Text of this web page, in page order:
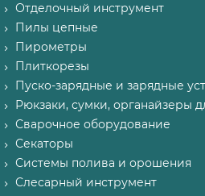
Отделочный инструмент
Пилы цепные
Пирометры
Плиткорезы
Пуско-зарядные и зарядные
Рюкзаки, сумки, органайзеры
Сварочное оборудование
Секаторы
Системы полива и орошения
Слесарный инструмент